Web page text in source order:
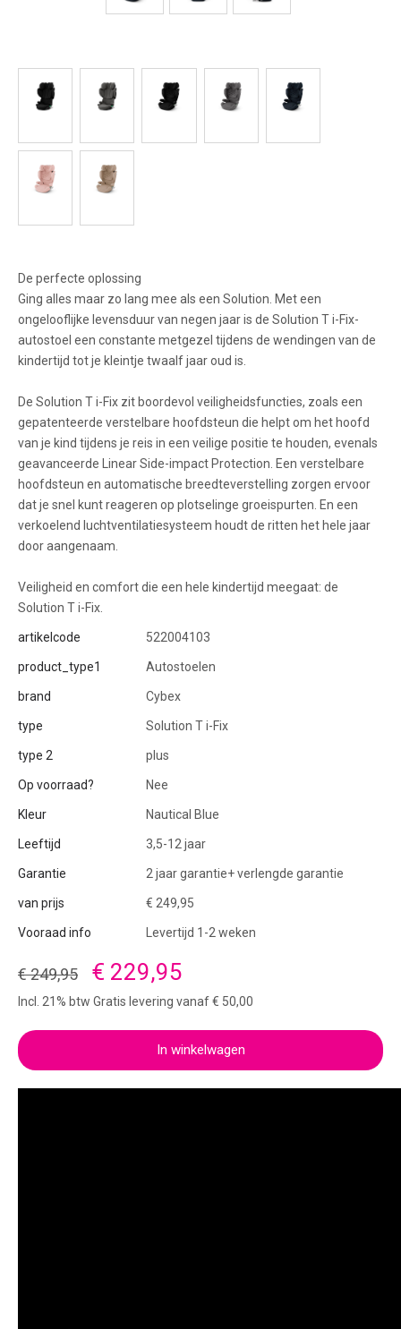
De perfecte oplossing
Ging alles maar zo lang mee als een Solution. Met een
ongelooflijke levensduur van negen jaar is de Solution T i-Fix-
autostoel een constante metgezel tijdens de wendingen van de
kindertijd tot je kleintje twaalf jaar oud is.
De Solution T i-Fix zit boordevol veiligheidsfuncties, zoals een
gepatenteerde verstelbare hoofdsteun die helpt om het hoofd
van je kind tijdens je reis in een veilige positie te houden, evenals
geavanceerde Linear Side-impact Protection. Een verstelbare
hoofdsteun en automatische breedteverstelling zorgen ervoor
dat je snel kunt reageren op plotselinge groeispurten. En een
verkoelend luchtventilatiesysteem houdt de ritten het hele jaar
door aangenaam.
Veiligheid en comfort die een hele kindertijd meegaat: de
Solution T i-Fix.
artikelcode 522004103
product_type1 Autostoelen
brand Cybex
type Solution T i-Fix
type 2 plus
Op voorraad? Nee
Kleur Nautical Blue
Leeftijd 3,5-12 jaar
Garantie 2 jaar garantie+ verlengde garantie
van prijs € 249,95
Vooraad info Levertijd 1-2 weken
€ 249,95 € 229,95
Incl. 21% btw Gratis levering vanaf € 50,00
In winkelwagen